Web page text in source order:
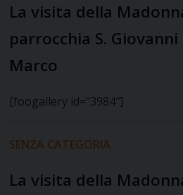
La visita della
parrocchia S.
Marco
[foogallery id=”3984″]
SENZA CATEGORIA
La visita della